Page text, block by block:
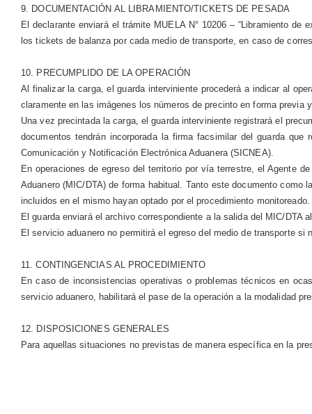
9. DOCUMENTACIÓN AL LIBRAMIENTO/TICKETS DE PESADA
El declarante enviará el trámite MUELA N° 10206 – “Libramiento
los tickets de balanza por cada medio de transporte, en caso de
10. PRECUMPLIDO DE LA OPERACIÓN
Al finalizar la carga, el guarda interviniente procederá a indicar al
claramente en las imágenes los números de precinto en forma previa
Una vez precintada la carga, el guarda interviniente registrará el
documentos tendrán incorporada la firma facsimilar del guarda
Comunicación y Notificación Electrónica Aduanera (SICNEA).
En operaciones de egreso del territorio por vía terrestre, el Agente
Aduanero (MIC/DTA) de forma habitual. Tanto este documento
incluidos en el mismo hayan optado por el procedimiento monitoreado.
El guarda enviará el archivo correspondiente a la salida del MIC/
El servicio aduanero no permitirá el egreso del medio de transporte
11. CONTINGENCIAS AL PROCEDIMIENTO
En caso de inconsistencias operativas o problemas técnicos en
servicio aduanero, habilitará el pase de la operación a la modalidad
12. DISPOSICIONES GENERALES
Para aquellas situaciones no previstas de manera específica en la